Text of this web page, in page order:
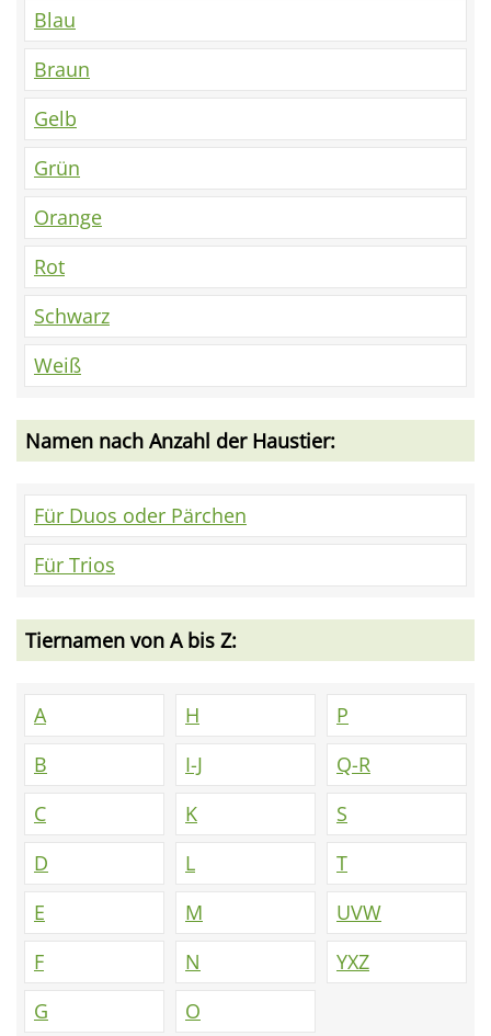
Blau
Braun
Gelb
Grün
Orange
Rot
Schwarz
Weiß
Namen nach Anzahl der Haustier:
Für Duos oder Pärchen
Für Trios
Tiernamen von A bis Z:
A
B
C
D
E
F
G
H
I-J
K
L
M
N
O
P
Q-R
S
T
UVW
YXZ